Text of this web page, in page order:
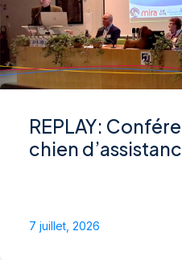
REPLAY:
chien
7 juillet, 2026